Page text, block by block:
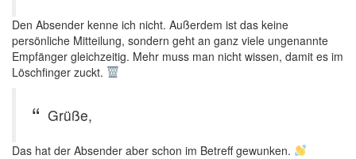
Den Absender kenne ich nicht. Außerdem ist das keine
persönliche Mitteilung, sondern geht an ganz viele ungenannte
Empfänger gleichzeitig. Mehr muss man nicht wissen, damit es im
Löschfinger zuckt.
Grüße,
Das hat der Absender aber schon im Betreff gewunken.